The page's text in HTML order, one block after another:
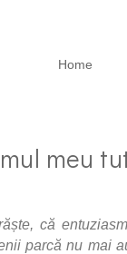
Home
meu
că
parcă nu mai